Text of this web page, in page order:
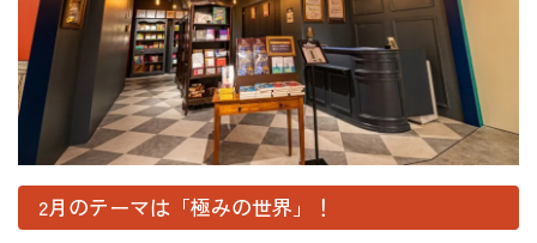
2月のテーマは「極みの世界」！